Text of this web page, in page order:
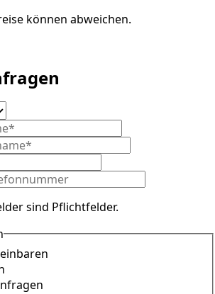
können abweichen.
sind Pflichtfelder.